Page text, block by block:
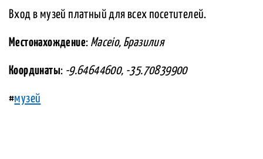
Вход в музей платный для всех посетителей.
Местонахождение: Maceio, Бразилия
Координаты: -9.64644600, -35.70839900
#музей